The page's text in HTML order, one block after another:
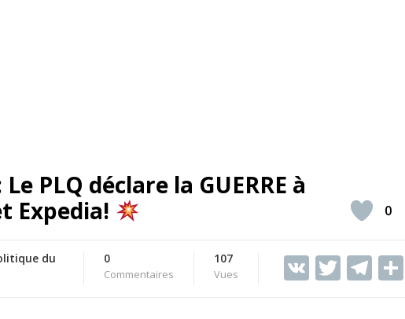
Le PLQ déclare la GUERRE à
Expedia!
du
0
Commentaires
107
Vues V T T
0